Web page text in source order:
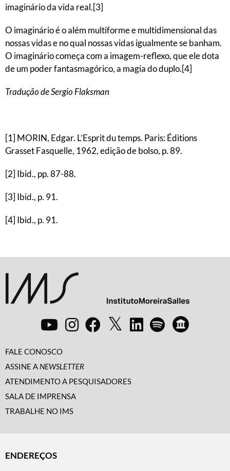
imaginário da vida real.[3]
O imaginário é o além multiforme e multidimensional das
nossas vidas e no qual nossas vidas igualmente se banham.
O imaginário começa com a imagem-reflexo, que ele dota
de um poder fantasmagórico, a magia do duplo.[4]
Tradução de Sergio Flaksman
[1] MORIN, Edgar. L’Esprit du temps. Paris: Éditions
Grasset Fasquelle, 1962, edição de bolso, p. 89.
[2] Ibid., pp. 87-88.
[3] Ibid., p. 91.
[4] Ibid., p. 91.
FALE CONOSCO
ASSINE A NEWSLETTER
ATENDIMENTO A PESQUISADORES
SALA DE IMPRENSA
TRABALHE NO IMS
ENDEREÇOS